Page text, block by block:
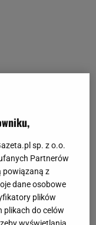
sp. z o.o.
Partnerów
powiązaną z
dane osobowe
plików
plikach do celów
wyświetlania